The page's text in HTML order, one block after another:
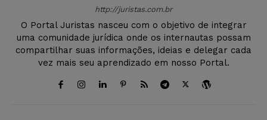
http://juristas.com.br
O Portal Juristas nasceu com o objetivo de integrar
uma comunidade jurídica onde os internautas possam
compartilhar suas informações, ideias e delegar cada
vez mais seu aprendizado em nosso Portal.